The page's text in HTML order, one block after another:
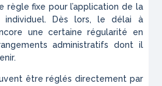
règle fixe pour l’application de la
individuel. Dès lors, le délai à
une certaine régularité en
admi­nistratifs dont il
être réglés directement par